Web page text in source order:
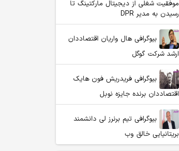
موفقیت شغلی از دیجیتال مارکتینگ تا
رسیدن به مدیر DPR
بیوگرافی هال واریان اقتصاددان
ارشد شرکت گوگل
بیوگرافی فریدریش فون هایک
اقتصاددان برنده جایزه نوبل
بیوگرافی تیم برنرز لی دانشمند
بریتانیایی خالق وب